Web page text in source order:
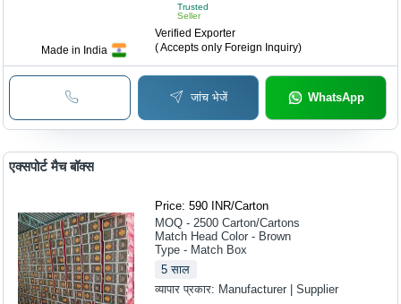
Made in India
Trusted
Seller
Verified Exporter
( Accepts only Foreign Inquiry)
जांच भेजें WhatsApp
एक्सपोर्ट मैच बॉक्स
Price: 590 INR/Carton
MOQ - 2500 Carton/Cartons
Match Head Color - Brown
Type - Match Box
5 साल
व्यापार प्रकार: Manufacturer | Supplier